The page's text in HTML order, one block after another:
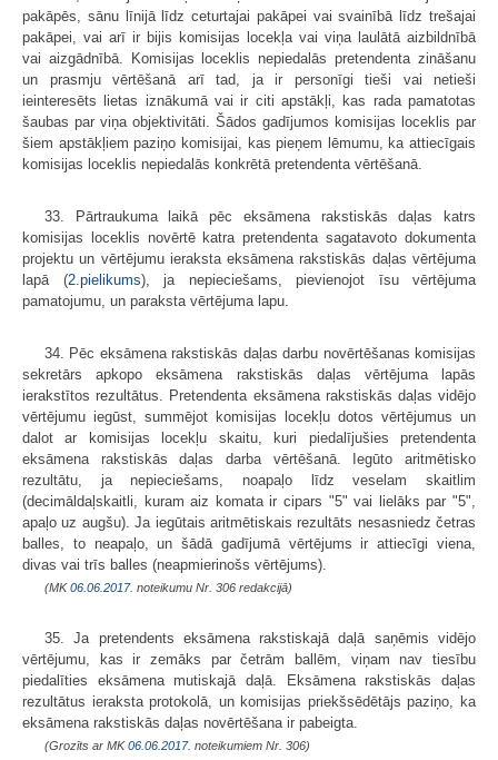
pakāpēs, sānu līnijā līdz ceturtajai pakāpei vai svainībā līdz trešajai
pakāpei, vai arī ir bijis komisijas locekļa vai viņa laulātā aizbildnībā
vai aizgādnībā. Komisijas loceklis nepiedalās pretendenta zināšanu
un prasmju vērtēšanā arī tad, ja ir personīgi tieši vai netieši
ieinteresēts lietas iznākumā vai ir citi apstākļi, kas rada pamatotas
šaubas par viņa objektivitāti. Šādos gadījumos komisijas loceklis par
šiem apstākļiem paziņo komisijai, kas pieņem lēmumu, ka attiecīgais
komisijas loceklis nepiedalās konkrētā pretendenta vērtēšanā.
33. Pārtraukuma laikā pēc eksāmena rakstiskās daļas katrs
komisijas loceklis novērtē katra pretendenta sagatavoto dokumenta
projektu un vērtējumu ieraksta eksāmena rakstiskās daļas vērtējuma
lapā (2.pielikums), ja nepieciešams, pievienojot īsu vērtējuma
pamatojumu, un paraksta vērtējuma lapu.
34. Pēc eksāmena rakstiskās daļas darbu novērtēšanas komisijas
sekretārs apkopo eksāmena rakstiskās daļas vērtējuma lapās
ierakstītos rezultātus. Pretendenta eksāmena rakstiskās daļas vidējo
vērtējumu iegūst, summējot komisijas locekļu dotos vērtējumus un
dalot ar komisijas locekļu skaitu, kuri piedalījušies pretendenta
eksāmena rakstiskās daļas darba vērtēšanā. Iegūto aritmētisko
rezultātu, ja nepieciešams, noapaļo līdz veselam skaitlim
(decimāldaļskaitli, kuram aiz komata ir cipars "5" vai lielāks par "5",
apaļo uz augšu). Ja iegūtais aritmētiskais rezultāts nesasniedz četras
balles, to neapaļo, un šādā gadījumā vērtējums ir attiecīgi viena,
divas vai trīs balles (neapmierinošs vērtējums).
(MK06.06.2017. noteikumu Nr. 306 redakcijā)
35. Ja pretendents eksāmena rakstiskajā daļā saņēmis vidējo
vērtējumu, kas ir zemāks par četrām ballēm, viņam nav tiesību
piedalīties eksāmena mutiskajā daļā. Eksāmena rakstiskās daļas
rezultātus ieraksta protokolā, un komisijas priekšsēdētājs paziņo, ka
eksāmena rakstiskās daļas novērtēšana ir pabeigta.
(Grozīts ar MK06.06.2017. noteikumiem Nr. 306)